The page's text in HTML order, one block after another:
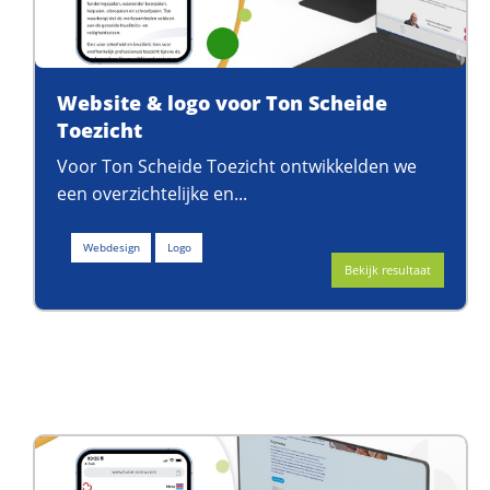
Website & logo voor Ton Scheide
Toezicht
Voor Ton Scheide Toezicht ontwikkelden we
een overzichtelijke en...
Webdesign Logo
Bekijk resultaat